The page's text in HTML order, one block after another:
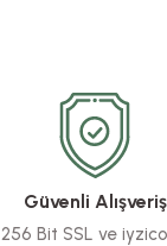
Güvenli Alışveriş
256 Bit SSL ve